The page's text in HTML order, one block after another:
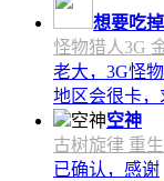
想要吃
怪物猎人3G
老大，3G怪
地区会很卡，
空神
古树旋律 重
已确认，感谢